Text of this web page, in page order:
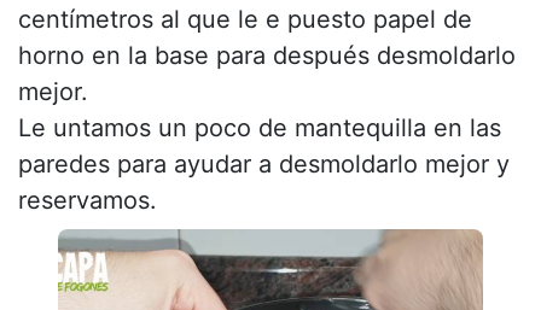
centímetros al que le e puesto papel de
horno en la base para después desmoldarlo
mejor.
Le untamos un poco de mantequilla en las
paredes para ayudar a desmoldarlo mejor y
reservamos.